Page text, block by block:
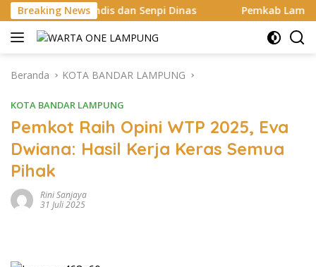
Langsung
ke
konten
Breaking News
dan Senpi Dinas Pemkab Lampung Selatan Mulai
Beranda KOTA BANDAR LAMPUNG
KOTA BANDAR LAMPUNG
Pemkot Raih Opini WTP 2025, Eva
Dwiana: Hasil Kerja Keras Semua
Pihak
Rini Sanjaya
31 Juli 2025